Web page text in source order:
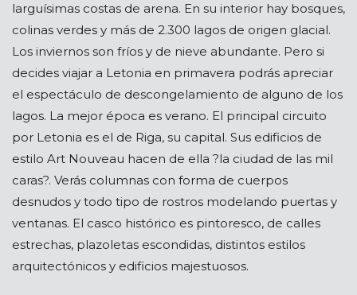
larguísimas costas de arena. En su interior hay bosques,
colinas verdes y más de 2.300 lagos de origen glacial.
Los inviernos son fríos y de nieve abundante. Pero si
decides viajar a Letonia en primavera podrás apreciar
el espectáculo de descongelamiento de alguno de los
lagos. La mejor época es verano. El principal circuito
por Letonia es el de Riga, su capital. Sus edificios de
estilo Art Nouveau hacen de ella ?la ciudad de las mil
caras?. Verás columnas con forma de cuerpos
desnudos y todo tipo de rostros modelando puertas y
ventanas. El casco histórico es pintoresco, de calles
estrechas, plazoletas escondidas, distintos estilos
arquitectónicos y edificios majestuosos.